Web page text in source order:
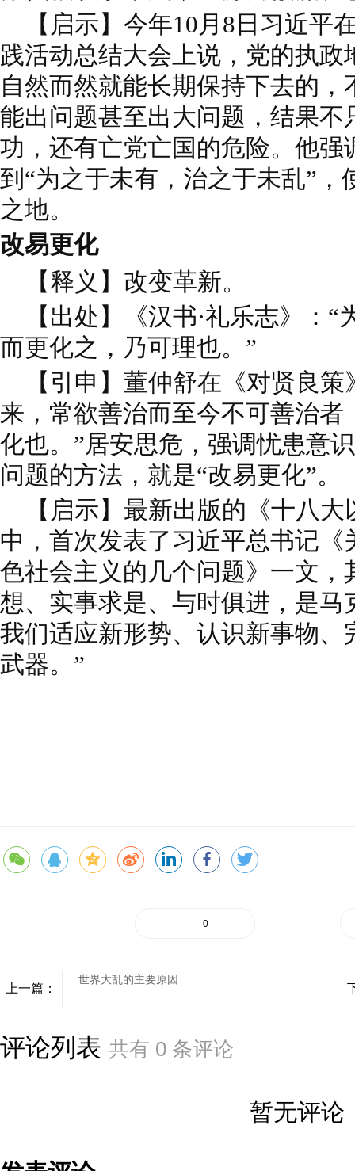
【启示】今年10月8日习近平
践活动总结大会上说，党的执
自然而然就能长期保持下去的
能出问题甚至出大问题，结果不
功，还有亡党亡国的危险。他强
到“为之于未有，治之于未乱”，
之地。
改易更化
【释义】改变革新。
【出处】《汉书·礼乐志》：“
而更化之，乃可理也。”
【引申】董仲舒在《对贤良策
来，常欲善治而至今不可善治
化也。”居安思危，强调忧患意
问题的方法，就是“改易更化”。
【启示】最新出版的《十八大
中，首次发表了习近平总书记
色社会主义的几个问题》一文，
想、实事求是、与时俱进，是马
我们适应新形势、认识新事物、
武器。”
0
上一篇：
世界大乱的主要原因
评论列表 共有 0 条评论
暂无评论